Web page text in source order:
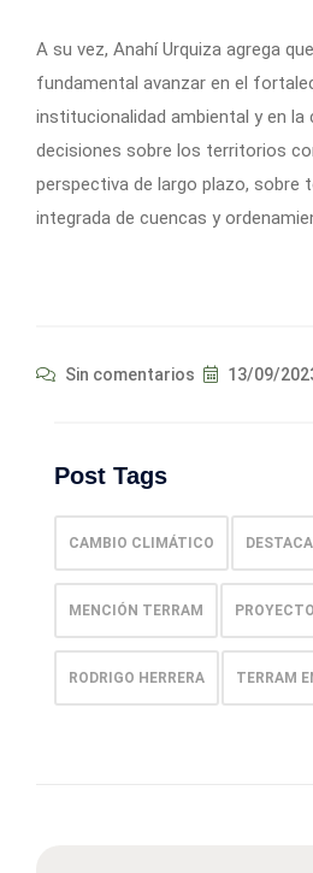
A su vez, Anahí Urquiza agrega
fundamental avanzar en el
institucionalidad ambiental y en la
decisiones sobre los territorios
perspectiva de largo plazo, sobre
integrada de cuencas y
Sin comentarios 13/09/
Post Tags
CAMBIO CLIMÁTICO
MENCIÓN TERRAM
RODRIGO HERRERA TERRAM